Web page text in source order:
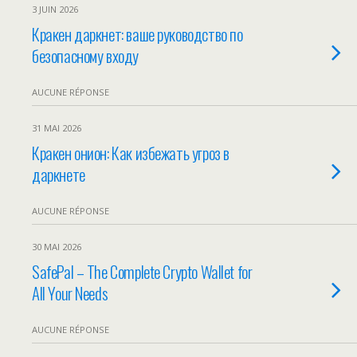
3 JUIN 2026
Кракен даркнет: ваше руководство по
безопасному входу
AUCUNE RÉPONSE
31 MAI 2026
Кракен онион: Как избежать угроз в
даркнете
AUCUNE RÉPONSE
30 MAI 2026
SafePal – The Complete Crypto Wallet for
All Your Needs
AUCUNE RÉPONSE